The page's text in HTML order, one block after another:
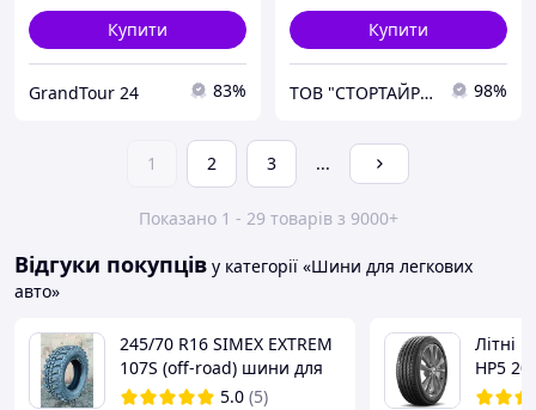
Купити
GrandTour 24 83%
Купити
ТОВ "СТОРТАЙРЕС" 98%
1 2 3 ...
Показано 1 - 29 товарів з 9000+
Відгуки покупців у категорії «Шини для легкових
авто»
245/70 R16 SIMEX EXTREM
107S (off-road) шини для
бездоріжжя 5.0 (5)
Літні
HP5